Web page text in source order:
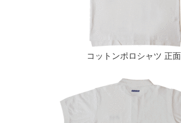
コットンポロシャツ 正面